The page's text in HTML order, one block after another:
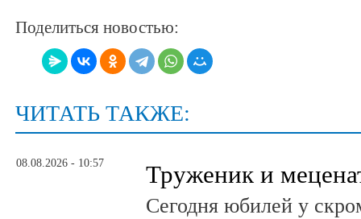
Поделиться новостью:
ЧИТАТЬ ТАКЖЕ:
08.08.2026 - 10:57 Труженик и
Сегодня юбилей у